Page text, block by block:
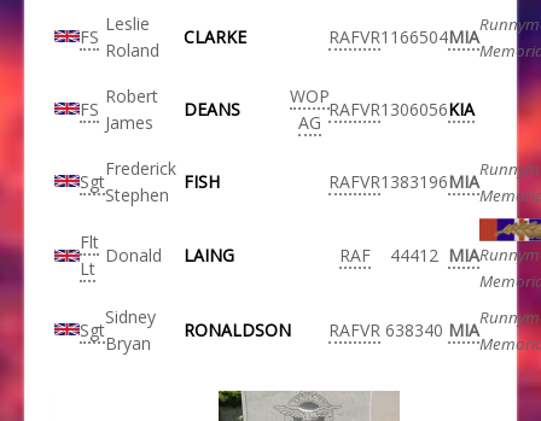
FS
Leslie
Roland
CLARKE RAFVR1166504MIA
FS
Robert
James
DEANS
WOP
AG
RAFVR1306056KIA
Sgt
Frederick
Stephen
FISH RAFVR1383196MIA
Flt
Lt
Donald LAING RAF 44412 MIA
Sgt
Sidney
Bryan
RONALDSON RAFVR 638340 MIA